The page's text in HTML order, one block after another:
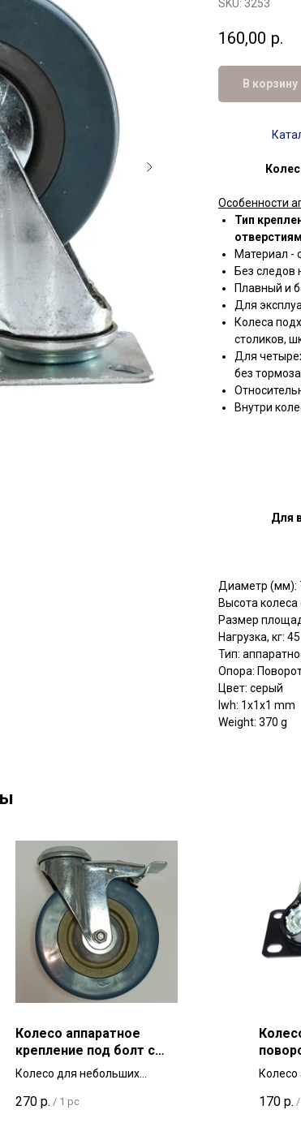
SKU: 3253
160,00 р.
В корзину
Особенности
Тип
Материал -
Без следов
Плавный и
Для
Колеса
столиков,
Для
без
Внутри
Для
Диаметр (мм):
Высота
Размер
Нагрузка, кг: 45
Тип:
Опора:
Цвет: серый
lwh: 1x1x1 mm
Weight: 370 g
Колесо аппаратное
крепление под болт с
тормозом SCHGB 100 мм
для тележек и мебели
Колесо для небольших
резина, диаметр 100мм,
270 р. / 1 pc
для
Колесо
170 р. /